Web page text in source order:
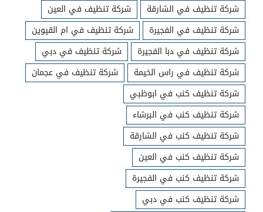
شركة تنظيف في الشارقة
شركة تنظيف في العين
شركة تنظيف في الفجيرة
شركة تنظيف في ام القيوين
شركة تنظيف في دبا الفجيرة
شركة تنظيف في دبي
شركة تنظيف في راس الخيمة
شركة تنظيف في عجمان
شركة تنظيف كنب في ابوظبي
شركة تنظيف كنب في البرشاء
شركة تنظيف كنب في الشارقة
شركة تنظيف كنب في العين
شركة تنظيف كنب في الفجيرة
شركة تنظيف كنب في دبي